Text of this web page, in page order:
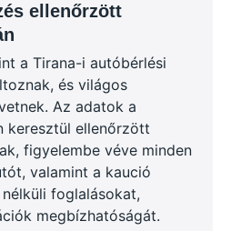
ellenőrzött
a Tirana-i autóbérlési
és világos
Az adatok a
keresztül ellenőrzött
figyelembe véve minden
valamint a kaució
foglalásokat,
megbízhatóságát.